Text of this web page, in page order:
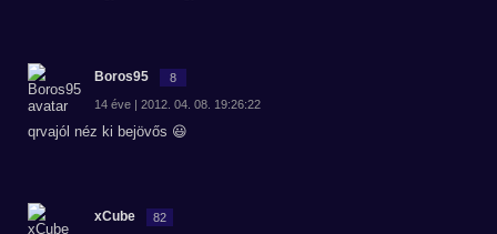
Boros95 8
14 éve | 2012. 04. 08. 19:26:22
qrvajól néz ki bejövős 😃
xCube 82